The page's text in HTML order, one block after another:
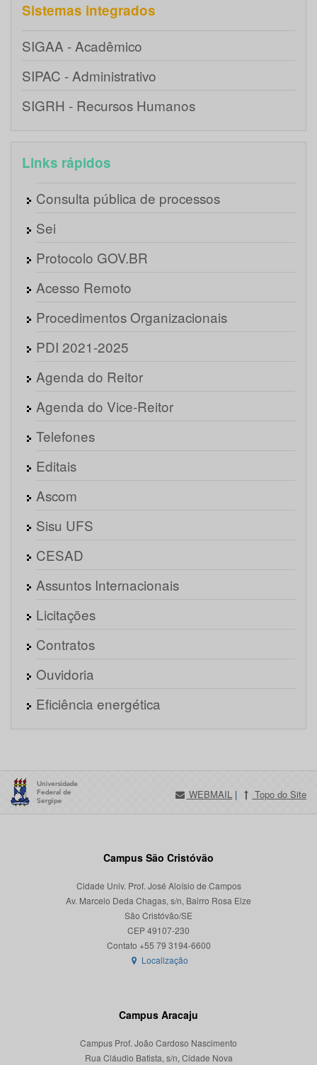
Sistemas integrados
SIGAA - Acadêmico
SIPAC - Administrativo
SIGRH - Recursos Humanos
Links rápidos
Consulta pública de processos
Sei
Protocolo GOV.BR
Acesso Remoto
Procedimentos Organizacionais
PDI 2021-2025
Agenda do Reitor
Agenda do Vice-Reitor
Telefones
Editais
Ascom
Sisu UFS
CESAD
Assuntos Internacionais
Licitações
Contratos
Ouvidoria
Eficiência energética
WEBMAIL | Topo do Site
Campus São Cristóvão
Cidade Univ. Prof. José Aloísio de Campos
Av. Marcelo Deda Chagas, s/n, Bairro Rosa Elze
São Cristóvão/SE
CEP 49107-230
Localização
Campus Aracaju
Campus Prof. João Cardoso Nascimento
Rua Cláudio Batista, s/n, Cidade Nova